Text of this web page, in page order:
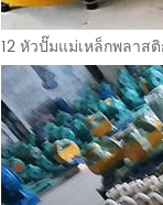
12 หัวปั๊มแม่เหล็กพลา